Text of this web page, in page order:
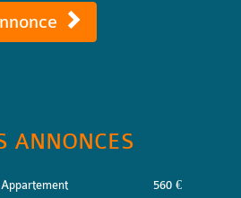
ANNONCES
Appartement 560 €